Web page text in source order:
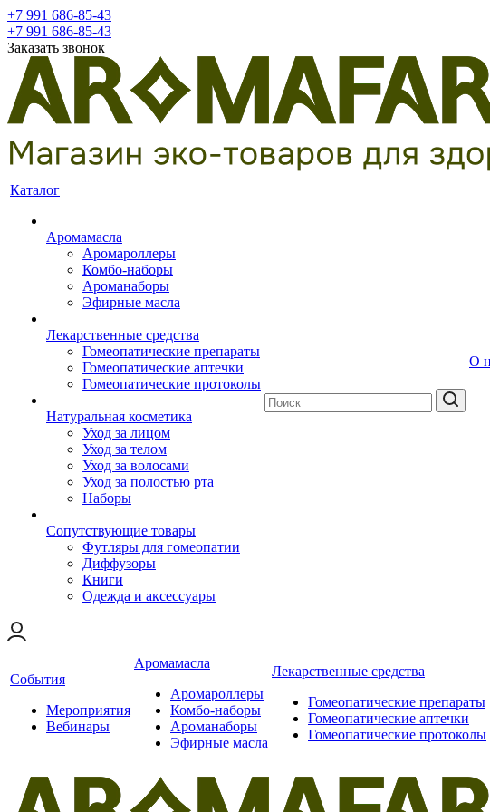
+7 991 686-85-43
+7 991 686-85-43
Заказать звонок
Каталог
Аромамасла
Аромароллеры
Комбо-наборы
Ароманаборы
Эфирные масла
Лекарственные средства
Гомеопатические препараты
Гомеопатические аптечки
Гомеопатические протоколы
Натуральная косметика
Уход за лицом
Уход за телом
Уход за волосами
Уход за полостью рта
Наборы
Сопутствующие товары
Футляры для гомеопатии
Диффузоры
Книги
Одежда и аксессуары
О
События
Мероприятия
Вебинары
Аромамасла
Аромароллеры
Комбо-наборы
Ароманаборы
Эфирные масла
Лекарственные средства
Гомеопатические препараты
Гомеопатические аптечки
Гомеопатические протоколы